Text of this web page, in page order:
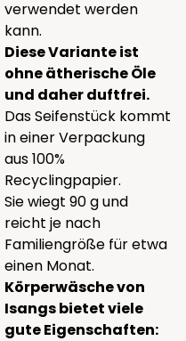
verwendet werden
kann.
Diese Variante ist
ohne ätherische Öle
und daher duftfrei.
Das Seifenstück kommt
in einer Verpackung
aus 100%
Recyclingpapier.
Sie wiegt 90 g und
reicht je nach
Familiengröße für etwa
einen Monat.
Körperwäsche von
Isangs bietet viele
gute Eigenschaften: